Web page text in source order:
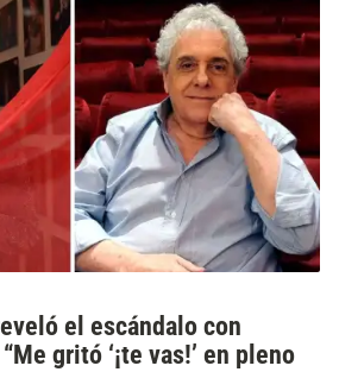
el escándalo con
gritó ‘¡te vas!’ en pleno